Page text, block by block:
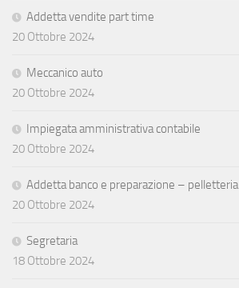
Addetta vendite part time
20 Ottobre 2024
Meccanico auto
20 Ottobre 2024
Impiegata amministrativa contabile
20 Ottobre 2024
Addetta banco e preparazione – pelletteria
20 Ottobre 2024
Segretaria
18 Ottobre 2024